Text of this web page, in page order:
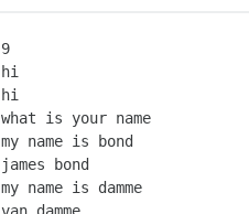
9
hi
hi
what is your name
my name is bond
james bond
my name is damme